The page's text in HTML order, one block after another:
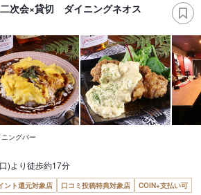
二次会×貸切 ダイニングネオス
ングバー
)より徒歩約17分
ント還元対象店 口コミ投稿特典対象店
COIN+支払い可